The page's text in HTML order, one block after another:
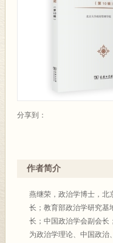
分享到：
作者简介
燕继荣，政治学博士，北
长；教育部政治学研究
长；中国政治学会副会长
为政治学理论、中国政治